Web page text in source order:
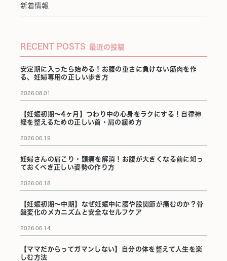
新着情報
RECENT POSTS 最近の投稿
安定期に入ったら始める！お腹の重さに負けない筋肉を作
る、妊婦専用の正しい歩き方
2026.08.01
【妊娠初期〜4ヶ月】つわり中の心身をラクにする！自律神
経を整えるための正しい首・肩の緩め方
2026.06.19
妊婦さんの肩こり・頭痛を解消！お腹が大きくなる前に知っ
ておくべき正しい姿勢の作り方
2026.06.18
【妊娠初期〜中期】なぜ妊娠中に腰や股関節が痛むのか？骨
盤変化のメカニズムと安全なセルフケア
2026.06.14
【ママだからってガマンしない】自分の体を整えて人生を楽
しむ方法